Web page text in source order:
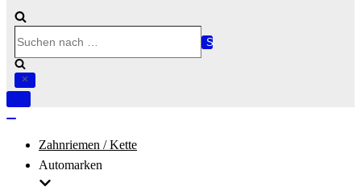
nach …
Navigation
Zahnriemen / Kette
Automarken